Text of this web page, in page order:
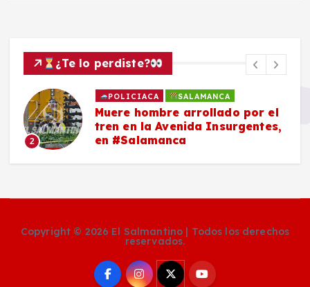
¿Te lo perdiste?
2
POLICIACA SALAMANCA
Muere hombre arrollado por el
tren en la Avenida Insurgentes,
en #Salamanca
Copyright © 2026 El Salmantino | Todos los derechos
reservados.